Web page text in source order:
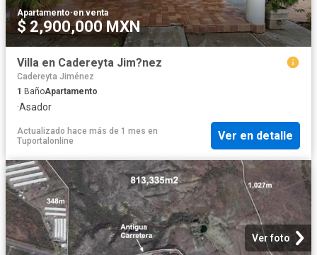
Apartamento·en venta
$ 2,900,000 MXN
Villa en Cadereyta Jim?nez
Cadereyta Jiménez
1 BañoApartamento
·Asador
Actualizado hace más de 1 mes en
Tuportalonline
Ver en detalle
Ver foto